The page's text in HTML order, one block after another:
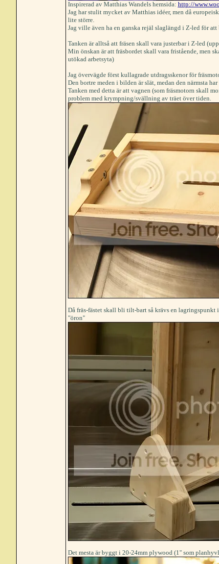
Inspirerad av Matthias Wandels hemsida: http://
Jag har stulit mycket av Matthias idéer, men då
lite större.
Jag ville även ha en ganska rejäl slaglängd i Z-led för
Tanken är alltså att fräsen skall vara justerbar i Z-led
Min önskan är att fräsbordet skall vara fristående, men
utökad arbetsyta)
Jag övervägde först kullagrade utdragsskenor för
Den bortre meden i bilden är slät, medan den närmsta
Tanken med detta är att vagnen (som fräsmotorn skall
problem med krympning/svällning av träet över tiden.
Då fräs-fästet skall bli tilt-bart så krävs en lagringspunkt
"öron"
Det mesta är byggt i 20-24mm plywood (1" som